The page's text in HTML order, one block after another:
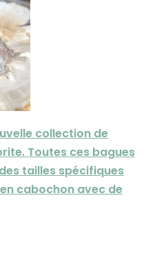
collection de
Toutes ces bagues
tailles spécifiques
cabochon avec de